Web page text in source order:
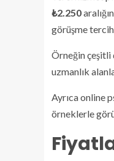
₺2.250
görüşme
Örneğin çeşitli
uzmanlık
Ayrıca online
örneklerle